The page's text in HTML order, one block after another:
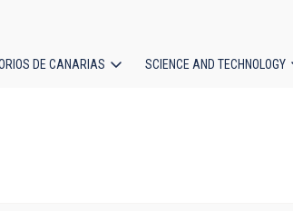
DE CANARIAS SCIENCE AND TECHNOLOGY